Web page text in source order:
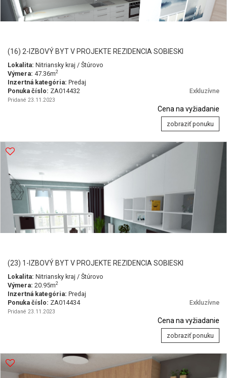
(16) 2-IZBOVÝ BYT V PROJEKTE REZIDENCIA SOBIESKI
Lokalita: Nitriansky kraj / Štúrovo
Výmera: 47.36m2
Inzertná kategória: Predaj
Ponuka číslo: ZA014432 Exkluzívne
Pridané 23.11.2023
Cena na vyžiadanie
zobraziť ponuku
(23) 1-IZBOVÝ BYT V PROJEKTE REZIDENCIA SOBIESKI
Lokalita: Nitriansky kraj / Štúrovo
Výmera: 20.95m2
Inzertná kategória: Predaj
Ponuka číslo: ZA014434 Exkluzívne
Pridané 23.11.2023
Cena na vyžiadanie
zobraziť ponuku